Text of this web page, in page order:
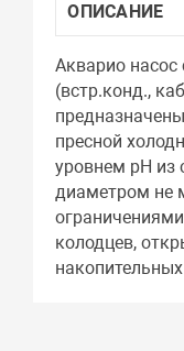
ОПИСАНИЕ
Акварио насос
(встр.конд.,
пресной
уровнем pH из
диаметром не
колодцев,